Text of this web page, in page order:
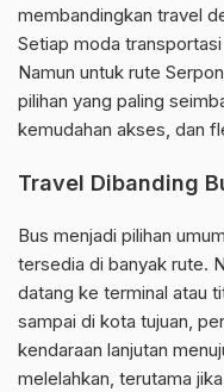
membandingkan travel
Setiap moda
Namun untuk rute
pilihan yang paling
kemudahan akses, dan
Travel Dibanding
Bus menjadi pilihan
tersedia di banyak rute.
datang ke terminal atau
sampai di kota tujuan,
kendaraan lanjutan
melelahkan, terutama